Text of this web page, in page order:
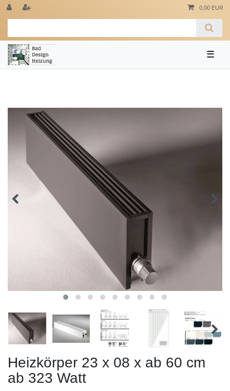
0,00 EUR
☰
Heizkörper 23 x 08 x ab 60 cm
ab 323 Watt